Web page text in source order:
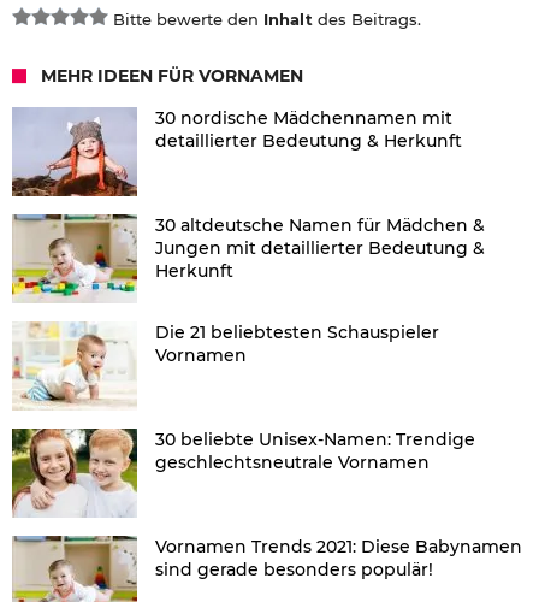
Bitte bewerte den Inhalt des Beitrags.
MEHR IDEEN FÜR VORNAMEN
30 nordische Mädchennamen mit
detaillierter Bedeutung & Herkunft
30 altdeutsche Namen für Mädchen &
Jungen mit detaillierter Bedeutung &
Herkunft
Die 21 beliebtesten Schauspieler
Vornamen
30 beliebte Unisex-Namen: Trendige
geschlechtsneutrale Vornamen
Vornamen Trends 2021: Diese Babynamen
sind gerade besonders populär!